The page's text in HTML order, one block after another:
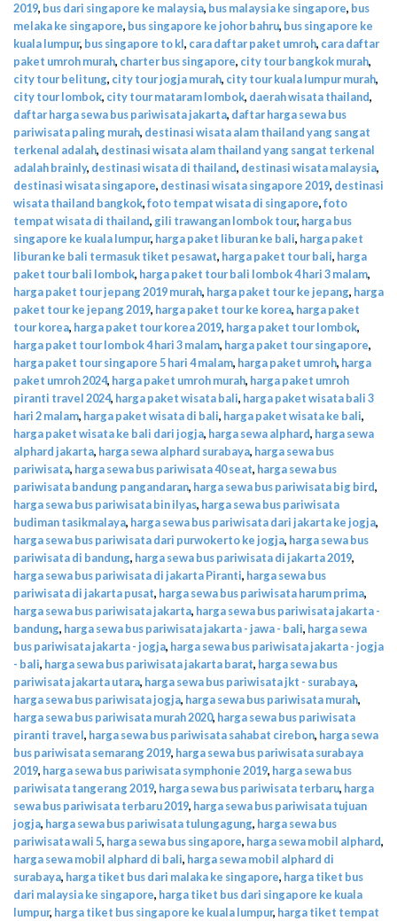
2019, bus dari singapore ke malaysia, bus malaysia ke singapore, bus
melaka ke singapore, bus singapore ke johor bahru, bus singapore ke
kuala lumpur, bus singapore to kl, cara daftar paket umroh, cara daftar
paket umroh murah, charter bus singapore, city tour bangkok murah,
city tour belitung, city tour jogja murah, city tour kuala lumpur murah,
city tour lombok, city tour mataram lombok, daerah wisata thailand,
daftar harga sewa bus pariwisata jakarta, daftar harga sewa bus
pariwisata paling murah, destinasi wisata alam thailand yang sangat
terkenal adalah, destinasi wisata alam thailand yang sangat terkenal
adalah brainly, destinasi wisata di thailand, destinasi wisata malaysia,
destinasi wisata singapore, destinasi wisata singapore 2019, destinasi
wisata thailand bangkok,foto tempat wisata di singapore,foto
tempat wisata di thailand,gili trawangan lombok tour, harga bus
singapore ke kuala lumpur, harga paket liburan ke bali, harga paket
liburan ke bali termasuk tiket pesawat, harga paket tour bali, harga
paket tour bali lombok, harga paket tour bali lombok 4 hari 3 malam,
harga paket tour jepang 2019 murah, harga paket tour ke jepang, harga
paket tour ke jepang 2019, harga paket tour ke korea, harga paket
tour korea, harga paket tour korea 2019, harga paket tour lombok,
harga paket tour lombok 4 hari 3 malam, harga paket tour singapore,
harga paket tour singapore 5 hari 4 malam, harga paket umroh, harga
paket umroh 2024, harga paket umroh murah, harga paket umroh
piranti travel 2024, harga paket wisata bali, harga paket wisata bali 3
hari 2 malam, harga paket wisata di bali, harga paket wisata ke bali,
harga paket wisata ke bali dari jogja, harga sewa alphard, harga sewa
alphard jakarta, harga sewa alphard surabaya, harga sewa bus
pariwisata, harga sewa bus pariwisata 40 seat, harga sewa bus
pariwisata bandung pangandaran, harga sewa bus pariwisata big bird,
harga sewa bus pariwisata bin ilyas, harga sewa bus pariwisata
budiman tasikmalaya, harga sewa bus pariwisata dari jakarta ke jogja,
harga sewa bus pariwisata dari purwokerto ke jogja, harga sewa bus
pariwisata di bandung, harga sewa bus pariwisata di jakarta 2019,
harga sewa bus pariwisata di jakarta Piranti, harga sewa bus
pariwisata di jakarta pusat, harga sewa bus pariwisata harum prima,
harga sewa bus pariwisata jakarta, harga sewa bus pariwisata jakarta -
bandung, harga sewa bus pariwisata jakarta - jawa - bali, harga sewa
bus pariwisata jakarta - jogja, harga sewa bus pariwisata jakarta - jogja
- bali, harga sewa bus pariwisata jakarta barat, harga sewa bus
pariwisata jakarta utara, harga sewa bus pariwisata jkt - surabaya,
harga sewa bus pariwisata jogja, harga sewa bus pariwisata murah,
harga sewa bus pariwisata murah 2020, harga sewa bus pariwisata
piranti travel, harga sewa bus pariwisata sahabat cirebon, harga sewa
bus pariwisata semarang 2019, harga sewa bus pariwisata surabaya
2019, harga sewa bus pariwisata symphonie 2019, harga sewa bus
pariwisata tangerang 2019, harga sewa bus pariwisata terbaru, harga
sewa bus pariwisata terbaru 2019, harga sewa bus pariwisata tujuan
jogja, harga sewa bus pariwisata tulungagung, harga sewa bus
pariwisata wali 5, harga sewa bus singapore, harga sewa mobil alphard,
harga sewa mobil alphard di bali, harga sewa mobil alphard di
surabaya, harga tiket bus dari malaka ke singapore, harga tiket bus
dari malaysia ke singapore, harga tiket bus dari singapore ke kuala
lumpur, harga tiket bus singapore ke kuala lumpur, harga tiket tempat